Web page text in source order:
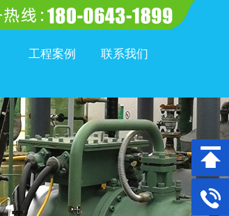
工程案例 联系我们